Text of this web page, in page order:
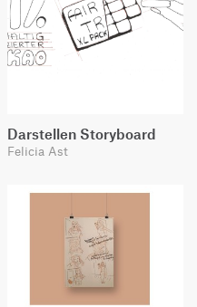
Darstellen Storyboard
Felicia Ast